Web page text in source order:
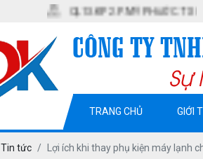
QL13. KP2. P. MỸ PHƯỚC. TX BẾN CÁT. T
TRANG CHỦ GIỚI
Tin tức Lợi ích khi thay phụ kiện máy lạnh